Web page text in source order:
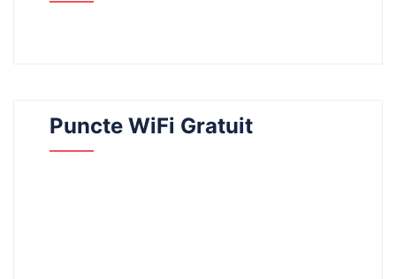
Puncte WiFi Gratuit